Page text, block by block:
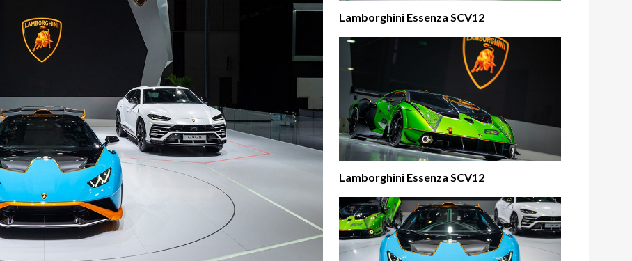
Lamborghini Essenza SCV12
Lamborghini Essenza SCV12